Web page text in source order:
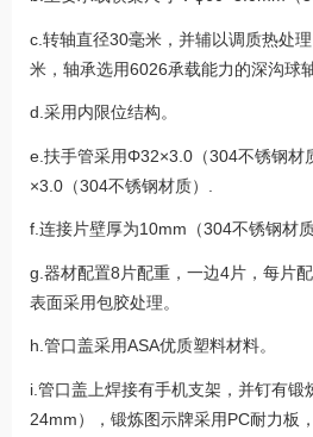
c.转轴直径30毫米，并辅以调质热处
米，轴承选用6026承载能力的深沟球
d.采用内限位结构。
e.扶手管采用Φ32×3.0（304不锈钢材
×3.0（304不锈钢材质）.
f.连接片壁厚为10mm（304不锈钢材质
g.器材配置8片配重，一边4片，每片
表面采用包胶处理。
h.管口盖采用ASA优质塑料材料。
i.管口盖上焊接有手机支架，并钉有锻
24mm），锻炼图示牌采用PC耐力板